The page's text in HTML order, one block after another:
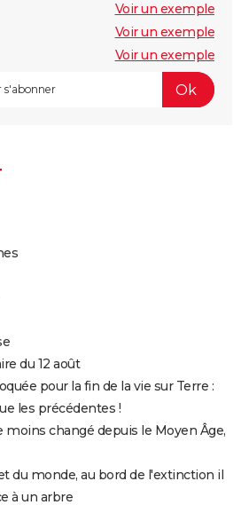
Voir un exemple
Voir un exemple
Voir un exemple
du 12 août
pour la fin de la vie sur Terre :
les précédentes !
moins changé depuis le Moyen Âge,
du monde, au bord de l'extinction il
à un arbre